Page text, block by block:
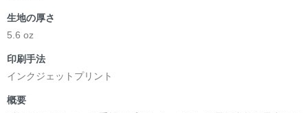
生地の厚さ
5.6 oz
印刷手法
インクジェットプリント
概要